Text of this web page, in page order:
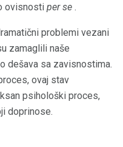
ovisnosti per se .
problemi vezani
zamaglili naše
dešava sa zavisnostima.
ovaj stav
psihološki proces,
doprinose.